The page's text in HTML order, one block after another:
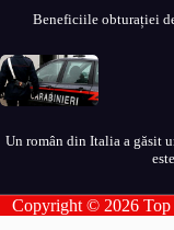
Beneficiile obturației
Un român din Italia a găsit
Copyright © 2026 Top